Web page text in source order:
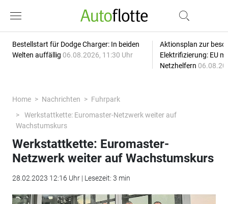
Bestellstart für Dodge Charger: In beiden
Welten auffällig 06.08.2026, 11:30 Uhr
Aktionsplan zur
Elektrifizierung: EU
Netzhelfern
Home Nachrichten
Fuhrpark
Werkstattkette: Euromaster-Netzwerk weiter auf
Wachstumskurs
Werkstattkette: Euromaster-
Netzwerk weiter auf Wachstumskurs
28.02.2023 12:16 Uhr | Lesezeit: 3 min